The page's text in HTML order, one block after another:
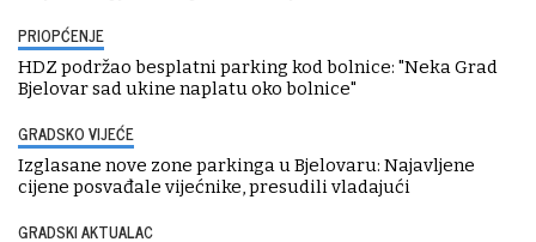
PRIOPĆENJE
HDZ podržao besplatni parking kod bolnice: "Neka Grad
Bjelovar sad ukine naplatu oko bolnice"
GRADSKO VIJEĆE
Izglasane nove zone parkinga u Bjelovaru: Najavljene
cijene posvađale vijećnike, presudili vladajući
GRADSKI AKTUALAC